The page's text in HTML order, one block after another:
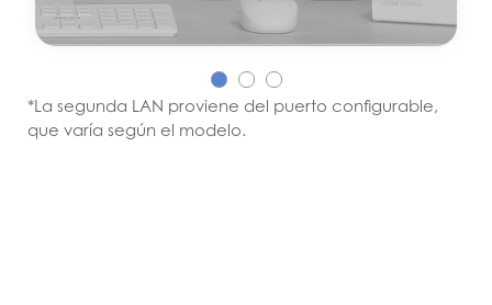
*La segunda LAN proviene del puerto configurable,
que varía según el modelo.